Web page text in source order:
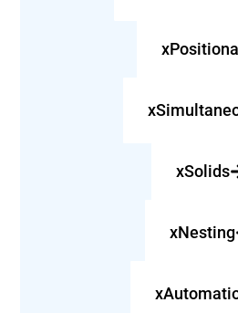
xPositionalㅤㅤㅤㅤㅤㅤㅤㅤ
xSimultaneousㅤㅤㅤ
xSolidsㅤㅤㅤㅤㅤㅤㅤㅤㅤㅤ
xNestingㅤㅤㅤㅤㅤㅤㅤㅤㅤ
xAutomationㅤㅤㅤㅤㅤ